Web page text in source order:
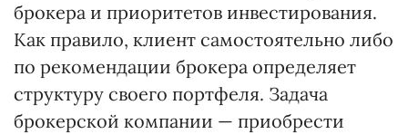
брокера и приоритетов инвестирования.
Как правило, клиент самостоятельно либо
по рекомендации брокера определяет
структуру своего портфеля. Задача
брокерской компании — приобрести